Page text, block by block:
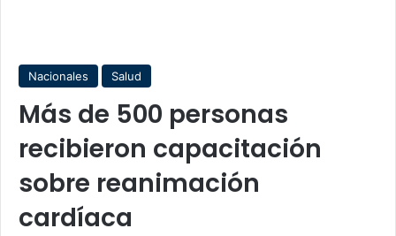
Nacionales Salud
Más de 500 personas
recibieron capacitación
sobre reanimación
cardíaca